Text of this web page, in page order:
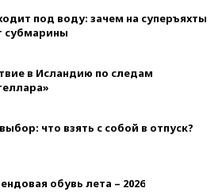
под воду: зачем на суперъяхты
субмарины
в Исландию по следам
что взять с собой в отпуск?
обувь лета – 2026